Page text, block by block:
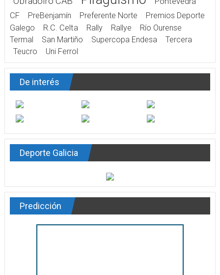
CF
PreBenjamín Preferente Norte
Premios Deporte
Galego
R.C. Celta Rally Rallye
Río Ourense
Termal
San Martiño Supercopa Endesa
Tercera
Teucro
Uni Ferrol
De interés
Deporte Galicia
Predicción